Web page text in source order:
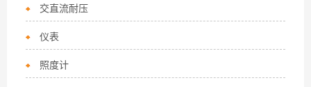
交直流耐压
仪表
照度计